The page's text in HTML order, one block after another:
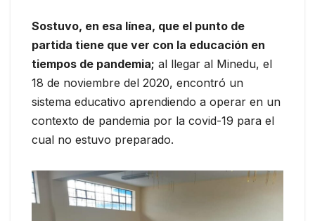
Sostuvo, en esa línea, que el punto de
partida tiene que ver con la educación en
tiempos de pandemia; al llegar al Minedu, el
18 de noviembre del 2020, encontró un
sistema educativo aprendiendo a operar en un
contexto de pandemia por la covid-19 para el
cual no estuvo preparado.